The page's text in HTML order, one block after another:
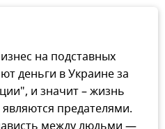
на подставных
деньги в Украине за
и значит – жизнь
предателями.